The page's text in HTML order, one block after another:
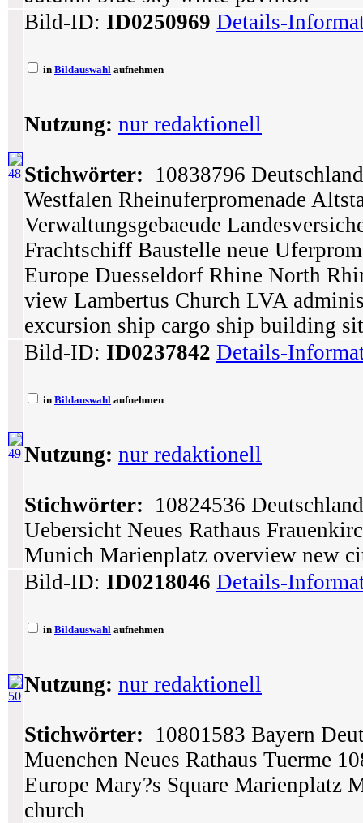
48
Bild-ID: ID0250969 Details-
in Bildauswahl aufnehmen
Nutzung: nur redaktionell
Stichwörter: 10838796
Westfalen Rheinuferpromenade
Verwaltungsgebaeude
Frachtschiff Baustelle neue
Europe Duesseldorf Rhine North
view Lambertus Church LVA
excursion ship cargo ship building
49
Bild-ID: ID0237842 Details-
in Bildauswahl aufnehmen
Nutzung: nur redaktionell
Stichwörter: 10824536
Uebersicht Neues Rathaus
Munich Marienplatz overview new
50
Bild-ID: ID0218046 Details-
in Bildauswahl aufnehmen
Nutzung: nur redaktionell
Stichwörter: 10801583 Bayern
Muenchen Neues Rathaus Tuerme
Europe Mary?s Square Marienplatz
church